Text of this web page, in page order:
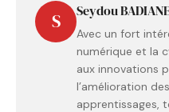
S Seydou
Avec un fort
numérique et la
aux innovations
l’amélioration
apprentissages,